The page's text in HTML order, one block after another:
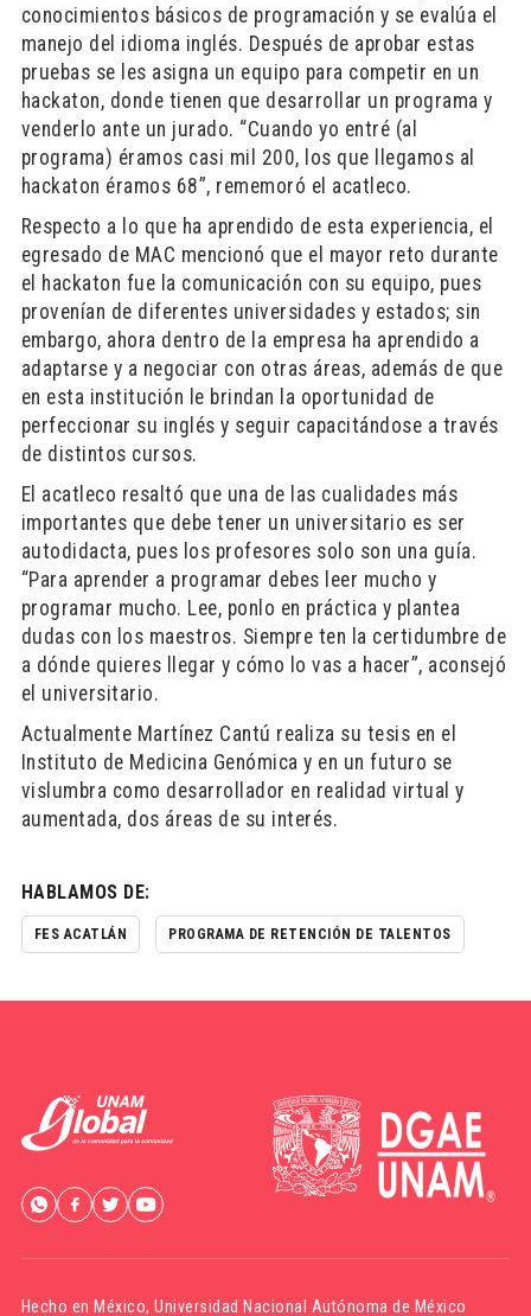
conocimientos básicos de programación y se evalúa el
manejo del idioma inglés. Después de aprobar estas
pruebas se les asigna un equipo para competir en un
hackaton, donde tienen que desarrollar un programa y
venderlo ante un jurado. “Cuando yo entré (al
programa) éramos casi mil 200, los que llegamos al
hackaton éramos 68”, rememoró el acatleco.
Respecto a lo que ha aprendido de esta experiencia, el
egresado de MAC mencionó que el mayor reto durante
el hackaton fue la comunicación con su equipo, pues
provenían de diferentes universidades y estados; sin
embargo, ahora dentro de la empresa ha aprendido a
adaptarse y a negociar con otras áreas, además de que
en esta institución le brindan la oportunidad de
perfeccionar su inglés y seguir capacitándose a través
de distintos cursos.
El acatleco resaltó que una de las cualidades más
importantes que debe tener un universitario es ser
autodidacta, pues los profesores solo son una guía.
“Para aprender a programar debes leer mucho y
programar mucho. Lee, ponlo en práctica y plantea
dudas con los maestros. Siempre ten la certidumbre de
a dónde quieres llegar y cómo lo vas a hacer”, aconsejó
el universitario.
Actualmente Martínez Cantú realiza su tesis en el
Instituto de Medicina Genómica y en un futuro se
vislumbra como desarrollador en realidad virtual y
aumentada, dos áreas de su interés.
HABLAMOS DE:
FES ACATLÁN PROGRAMA DE RETENCIÓN DE TALENTOS
Hecho en México,Universidad Nacional Autónoma de México